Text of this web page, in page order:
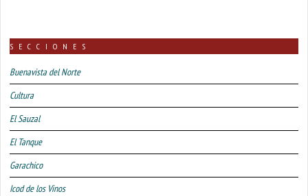
SECCIONES
Buenavista del Norte
Cultura
El Sauzal
El Tanque
Garachico
Icod de los Vinos